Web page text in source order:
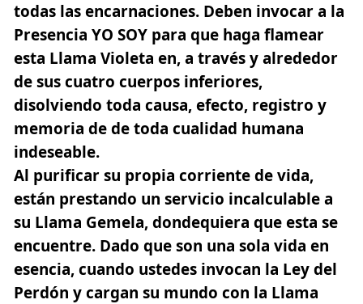
todas las encarnaciones. Deben invocar a la
Presencia YO SOY para que haga flamear
esta Llama Violeta en, a través y alrededor
de sus cuatro cuerpos inferiores,
disolviendo toda causa, efecto, registro y
memoria de de toda cualidad humana
indeseable.
Al purificar su propia corriente de vida,
están prestando un servicio incalculable a
su Llama Gemela, dondequiera que esta se
encuentre. Dado que son una sola vida en
esencia, cuando ustedes invocan la Ley del
Perdón y cargan su mundo con la Llama